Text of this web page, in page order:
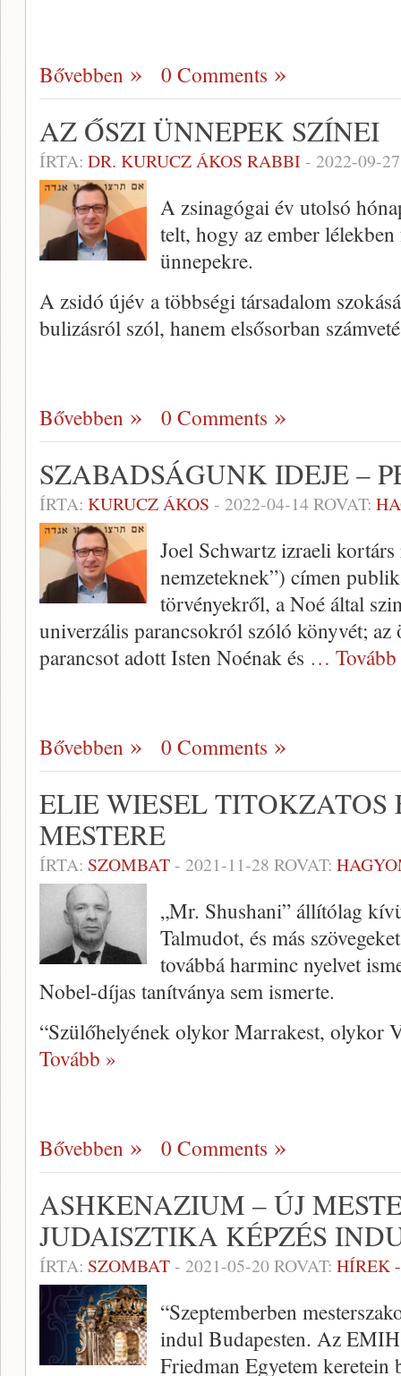
Bővebben 0 Comments
AZ ŐSZI ÜNNEPEK SZÍNEI
ÍRTA: DR. KURUCZ ÁKOS RABBI - 2022-09-27
A zsinagógai év utolsó
telt, hogy az ember
ünnepekre.
A zsidó újév a többségi társadalom
bulizásról szól, hanem elsősorban
Bővebben 0 Comments
SZABADSÁGUNK IDEJE –
ÍRTA: KURUCZ ÁKOS - 2022-04-14ROVAT:
Joel Schwartz izraeli
nemzeteknek”) címen
törvényekről, a Noé által
univerzális parancsokról szóló könyvét; az
parancsot adott Isten Noénak és …
Bővebben 0 Comments
ELIE WIESEL TITOKZATOS
MESTERE
ÍRTA: SZOMBAT- 2021-11-28 ROVAT:
„Mr. Shushani” állítólag
Talmudot, és más
továbbá harminc nyelvet
Nobel-díjas tanítványa sem ismerte.
“Szülőhelyének olykor Marrakest, olykor
Tovább »
Bővebben 0 Comments
ASHKENAZIUM – ÚJ
JUDAISZTIKA KÉPZÉS
ÍRTA: SZOMBAT- 2021-05-20ROVAT: HÍREK
“Szeptemberben
indul Budapesten. Az
Friedman Egyetem keretein